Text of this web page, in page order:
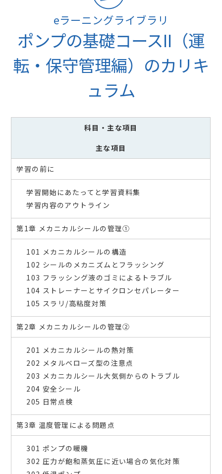
eラーニングライブラリ
ポンプの基礎コースII（運
転・保守管理編）のカリキ
ュラム
科目 ・主な項目
主な項目
学習の前に
学習開始にあたってと学習資料集
学習内容のアウトライン
第1章 メカニカルシールの管理①
101 メカニカルシールの構造
102 シールのメカニズムとフラッシング
103 フラッシング液のゴミによるトラブル
104 ストレーナーとサイクロンセパレーター
105 スラリ/高粘度対策
第2章 メカニカルシールの管理②
201 メカニカルシールの熱対策
202 メタルベローズ型の注意点
203 メカニカルシール大気側からのトラブル
204 安全シール
205 日常点検
第3章 温度管理による問題点
301 ポンプの暖機
302 圧力が飽和蒸気圧に近い場合の気化対策